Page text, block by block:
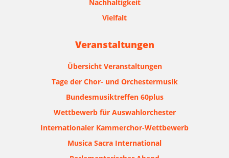
Nachhaltigkeit
Vielfalt
Veranstaltungen
Übersicht Veranstaltungen
Tage der Chor- und Orchestermusik
Bundesmusiktreffen 60plus
Wettbewerb für Auswahlorchester
Internationaler Kammerchor-Wettbewerb
Musica Sacra International